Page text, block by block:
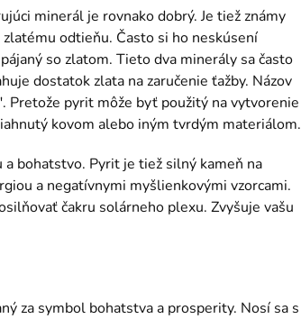
minerál je rovnako dobrý. Je tiež známy
odtieňu. Často si ho neskúsení
so zlatom. Tieto dva minerály sa často
dostatok zlata na zaručenie ťažby. Názov
Pretože pyrit môže byť použitý na vytvorenie
kovom alebo iným tvrdým materiálom.
bohatstvo. Pyrit je tiež silný kameň na
a negatívnymi myšlienkovými vzorcami.
čakru solárneho plexu. Zvyšuje vašu
za symbol bohatstva a prosperity. Nosí sa s